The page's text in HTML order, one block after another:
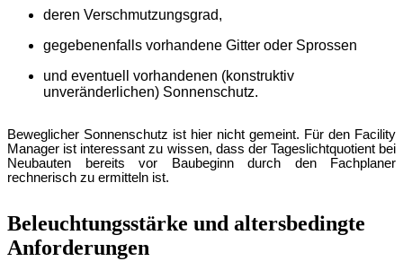
deren Verschmutzungsgrad,
gegebenenfalls vorhandene Gitter oder Sprossen
und eventuell vorhandenen (konstruktiv
unveränderlichen) Sonnenschutz.
Beweglicher Sonnenschutz ist hier nicht gemeint. Für den Facility
Manager ist interessant zu wissen, dass der Tageslichtquotient bei
Neubauten bereits vor Baubeginn durch den Fachplaner
rechnerisch zu ermitteln ist.
Beleuchtungsstärke und altersbedingte
Anforderungen